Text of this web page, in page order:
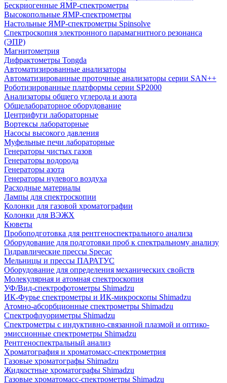
Бескриогенные ЯМР‑спектрометры
Высокопольные ЯМР‑спектрометры
Настольные ЯМР‑спектрометры Spinsolve
Спектроскопия электронного парамагнитного резонанса
(ЭПР)
Магнитометрия
Дифрактометры Tongda
Автоматизированные анализаторы
Автоматизированные проточные анализаторы серии SAN++
Роботизированные платформы серии SP2000
Анализаторы общего углерода и азота
Общелабораторное оборудование
Центрифуги лабораторные
Вортексы лабораторные
Насосы высокого давления
Муфельные печи лабораторные
Генераторы чистых газов
Генераторы водорода
Генераторы азота
Генераторы нулевого воздуха
Расходные материалы
Лампы для спектроскопии
Колонки для газовой хроматографии
Колонки для ВЭЖХ
Кюветы
Пробоподготовка для рентгеноспектрального анализа
Оборудование для подготовки проб к спектральному анализу
Гидравлические прессы Specac
Мельницы и прессы ПАРАТУС
Оборудование для определения механических свойств
Молекулярная и атомная спектроскопия
УФ/Вид-спектрофотометры Shimadzu
ИК-Фурье спектрометры и ИК-микроскопы Shimadzu
Атомно-абсорбционные спектрометры Shimadzu
Спектрофлуориметры Shimadzu
Спектрометры с индуктивно-связанной плазмой и оптико-
эмиссионные спектрометры Shimadzu
Рентгеноспектральный анализ
Хроматография и хроматомасс-спектрометрия
Газовые хроматографы Shimadzu
Жидкостные хроматографы Shimadzu
Газовые хроматомасс-спектрометры Shimadzu